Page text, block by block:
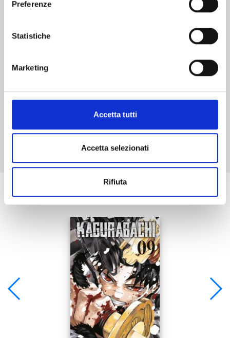
Preferenze
Statistiche
Marketing
Accetta tutti
Accetta selezionati
Rifiuta
Mostra tutto
Se ti è piaciuto prova anche: